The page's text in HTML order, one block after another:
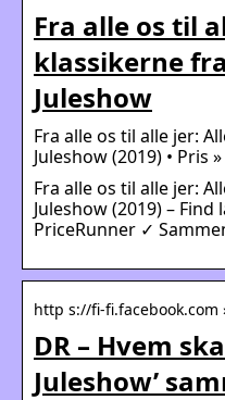
Fra alle os til
klassikerne
Juleshow
Fra alle os til alle jer:
Juleshow (2019) • Pris »
Fra alle os til alle jer:
Juleshow (2019) –
PriceRunner ✓
http s://fi-fi.facebook.com
DR – Hvem
Juleshow’